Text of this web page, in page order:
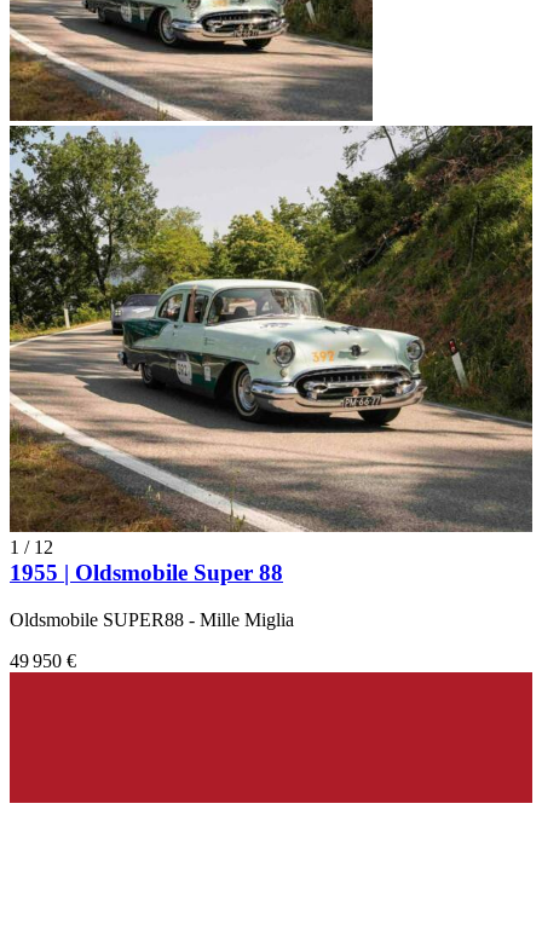
1 / 12
1955 | Oldsmobile Super 88
Oldsmobile SUPER88 - Mille Miglia
49 950 €